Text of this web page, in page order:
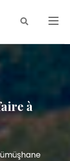
à